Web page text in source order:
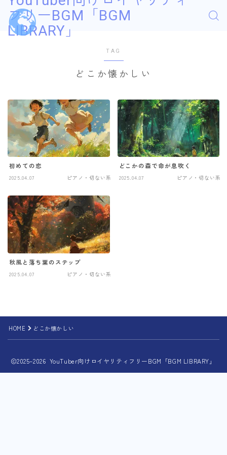
フリーBGM「BGM
LIBRARY」
TAG
どこか懐かしい
初めての恋
2025.04.07 ピアノ・切ない系
どこかの森で命が息吹く
2025.04.07 ピアノ・切ない系
秋風と落ち葉のステップ
2025.04.07 ピアノ・切ない系
HOME どこか懐かしい
2025–2026 YouTuber向けロイヤリティフリーBGM「BGM LIBRARY」